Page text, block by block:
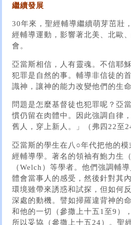
繼續發展
30年來，聖經輔導繼續萌芽茁壯
經輔導運動，影響著北美、北歐
會。
亞當斯相信，人有靈魂。不信耶
犯罪是自然的事。輔導非信徒的
識神，讓神的能力改變他們的生命
問題是怎麼基督徒也犯罪呢？亞
慣仍留在肉體中。因此強調自律
舊人，穿上新人。」（弗四22至
亞當斯的學生在八○年代把他的
經輔導學。著名的領袖有鮑力生
（Welch）等學者。他們強調輔
體會當事人的感受，然後針對其
環境雖帶來誘惑和試探，但如何
深處的動機。譬如掃羅違背神的
和他的一切（參撒上十五1至9）
所以妥協（參撒上十五24）。聖